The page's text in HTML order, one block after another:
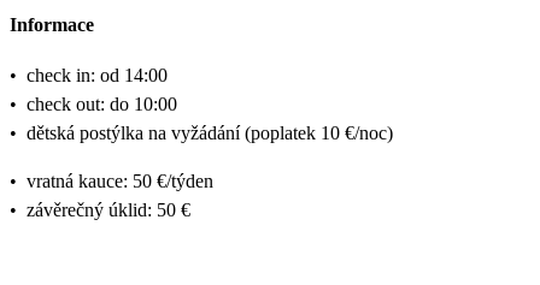
Informace
• check in: od 14:00
• check out: do 10:00
• dětská postýlka na vyžádání (poplatek 10 €/noc)
• vratná kauce: 50 €/týden
• závěrečný úklid: 50 €